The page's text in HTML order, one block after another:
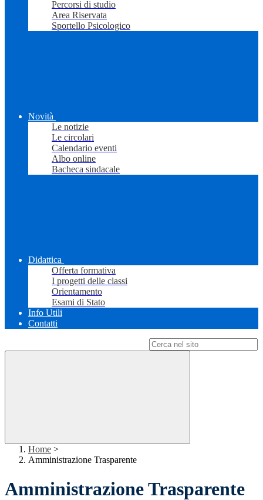
Percorsi di studio
Area Riservata
Sportello Psicologico
Novità
Le notizie
Le circolari
Calendario eventi
Albo online
Bacheca sindacale
Didattica
Offerta formativa
I progetti delle classi
Orientamento
Esami di Stato
Info Utili
Contatti
Home >
Amministrazione Trasparente
Amministrazione Trasparente